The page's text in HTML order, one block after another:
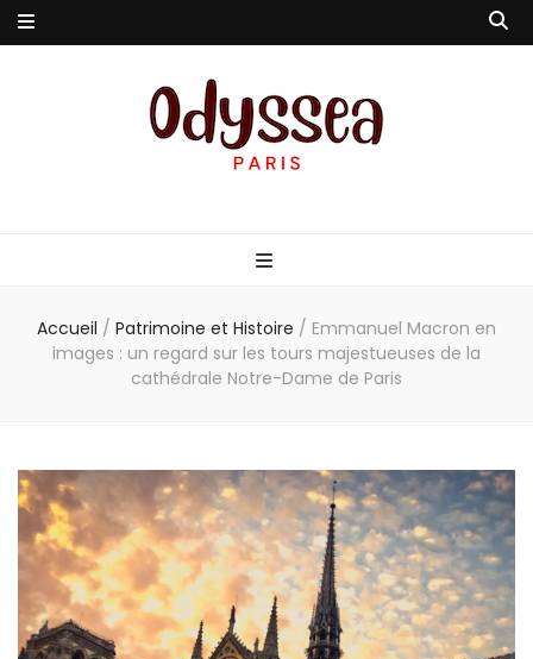
Accueil / Patrimoine et Histoire / Emmanuel Macron en
images : un regard sur les tours majestueuses de la
cathédrale Notre-Dame de Paris